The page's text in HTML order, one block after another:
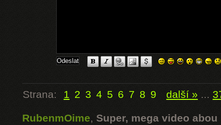
Strana: 1 2 3 4 5 6 7 8 9 další » ...
RubenmOime, Super, mega video abou